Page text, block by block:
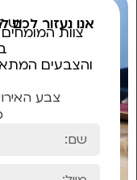
יש אנו נעזור
צוות
והצבעים
צבע